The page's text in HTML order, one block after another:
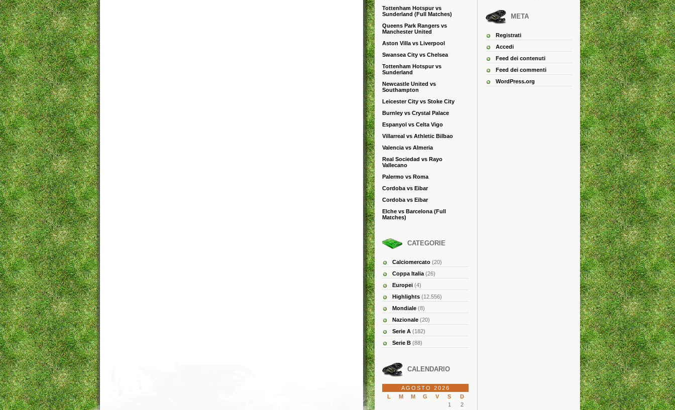
Tottenham Hotspur vs
Sunderland (Full Matches)
Queens Park Rangers vs
Manchester United
Aston Villa vs Liverpool
Swansea City vs Chelsea
Tottenham Hotspur vs
Sunderland
Newcastle United vs
Southampton
Leicester City vs Stoke City
Burnley vs Crystal Palace
Espanyol vs Celta Vigo
Villarreal vs Athletic Bilbao
Valencia vs Almeria
Real Sociedad vs Rayo
Vallecano
Palermo vs Roma
Cordoba vs Eibar
Cordoba vs Eibar
Elche vs Barcelona (Full
Matches)
CATEGORIE
Calciomercato (20)
Coppa Italia (26)
Europei (4)
Highlights (12.556)
Mondiale (8)
Nazionale (20)
Serie A (182)
Serie B (88)
CALENDARIO
AGOSTO 2026
L
M M G V S
D
1
2
META
Registrati
Accedi
Feed dei contenuti
Feed dei commenti
WordPress.org